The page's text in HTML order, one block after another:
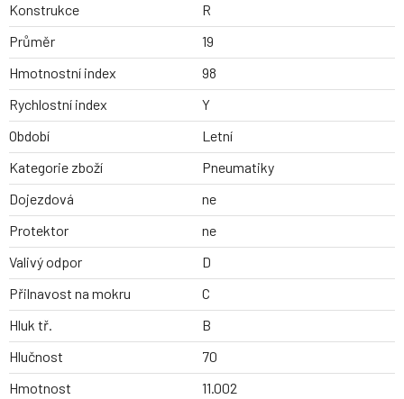
Konstrukce
R
Průměr
19
Hmotnostní index
98
Rychlostní index
Y
Období
Letní
Kategorie zboží
Pneumatiky
Dojezdová
ne
Protektor
ne
Valivý odpor
D
Přilnavost na mokru
C
Hluk tř.
B
Hlučnost
70
Hmotnost
11.002